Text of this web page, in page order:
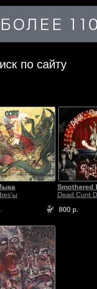
по сайту
Smothered
Dead Cunt
800 р.